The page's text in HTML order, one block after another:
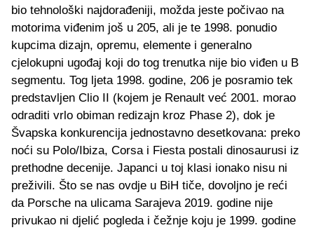
bio tehnološki najdorađeniji, možda jeste počivao na
motorima viđenim još u 205, ali je te 1998. ponudio
kupcima dizajn, opremu, elemente i generalno
cjelokupni ugođaj koji do tog trenutka nije bio viđen u B
segmentu. Tog ljeta 1998. godine, 206 je posramio tek
predstavljen Clio II (kojem je Renault već 2001. morao
odraditi vrlo obiman redizajn kroz Phase 2), dok je
Švapska konkurencija jednostavno desetkovana: preko
noći su Polo/Ibiza, Corsa i Fiesta postali dinosaurusi iz
prethodne decenije. Japanci u toj klasi ionako nisu ni
preživili. Što se nas ovdje u BiH tiče, dovoljno je reći
da Porsche na ulicama Sarajeva 2019. godine nije
privukao ni djelić pogleda i čežnje koju je 1999. godine